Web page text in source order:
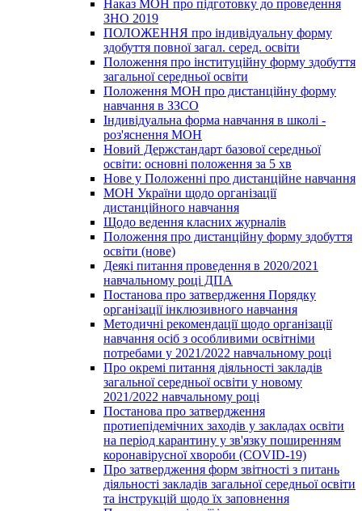
Наказ МОН про підготовку до проведення
ЗНО 2019
ПОЛОЖЕННЯ про індивідуальну форму
здобуття повної загал. серед. освіти
Положення про інституційну форму здобуття
загальної середньої освіти
Положення МОН про дистанційну форму
навчання в ЗЗСО
Індивідуальна форма навчання в школі -
роз'яснення МОН
Новий Держстандарт базової середньої
освіти: основні положення за 5 хв
Нове у Положенні про дистанційне навчання
МОН України щодо організації
дистанційного навчання
Щодо ведення класних журналів
Положення про дистанційну форму здобуття
освіти (нове)
Деякі питання проведення в 2020/2021
навчальному році ДПА
Постанова про затвердження Порядку
організації інклюзивного навчання
Методичні рекомендації щодо організації
навчання осіб з особливими освітніми
потребами у 2021/2022 навчальному році
Про окремі питання діяльності закладів
загальної середньої освіти у новому
2021/2022 навчальному році
Постанова про затвердження
протиепідемічних заходів у закладах освіти
на період карантину у зв'язку поширенням
коронавірусної хвороби (COVID-19)
Про затвердження форм звітності з питань
діяльності закладів загальної середньої освіти
та інструкцій щодо їх заповнення